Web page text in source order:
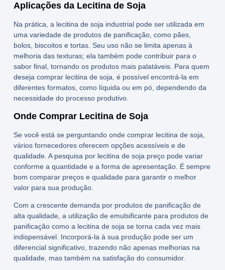
Aplicações da Lecitina de Soja
Na prática, a lecitina de soja industrialpode ser utilizada em
uma variedade de produtos de panificação, como pães,
bolos, biscoitos e tortas. Seu uso não se limita apenas à
melhoria das texturas; ela também pode contribuir para o
sabor final, tornando os produtos mais palatáveis. Para quem
deseja comprar lecitina de soja, é possível encontrá-la em
diferentes formatos, como líquida ou em pó, dependendo da
necessidade do processo produtivo.
Onde Comprar Lecitina de Soja
Se você está se perguntando onde comprar lecitina de soja
vários fornecedores oferecem opções acessíveis e de
qualidade. A pesquisa por lecitina de soja preçopode variar
conforme a quantidade e a forma de apresentação. É sempre
bom comparar preços e qualidade para garantir o melhor
valor para sua produção.
Com a crescente demanda por produtos de panificação de
alta qualidade, a utilização de emulsificante para produtos de
panificaçãocomo a lecitina de sojase torna cada vez mais
indispensável. Incorporá-la à sua produção pode ser um
diferencial significativo, trazendo não apenas melhorias na
qualidade, mas também na satisfação do consumidor.